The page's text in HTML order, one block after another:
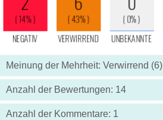
Meinung der Mehrheit: Verwirrend (6)
Anzahl der Bewertungen: 14
Anzahl der Kommentare: 1